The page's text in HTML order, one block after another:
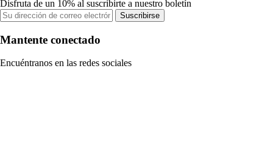
Disfruta de un 10% al suscribirte a nuestro boletín
Suscribirse
Mantente conectado
Encuéntranos en las redes sociales